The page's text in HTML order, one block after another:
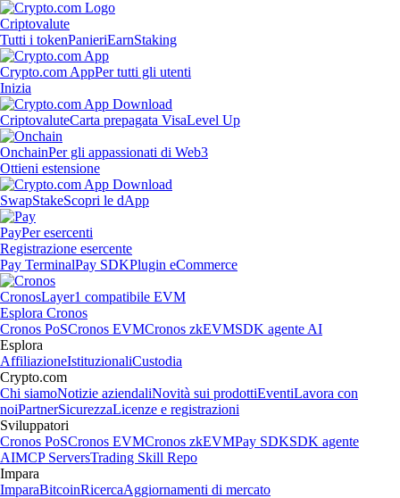
Criptovalute
Tutti i tokenPanieriEarnStaking
Crypto.com AppPer tutti gli utenti
Inizia
CriptovaluteCarta prepagata VisaLevel Up
OnchainPer gli appassionati di Web3
Ottieni estensione
SwapStakeScopri le dApp
PayPer esercenti
Registrazione esercente
Pay TerminalPay SDKPlugin eCommerce
CronosLayer1 compatibile EVM
Esplora Cronos
Cronos PoSCronos EVMCronos zkEVMSDK agente AI
Esplora
AffiliazioneIstituzionaliCustodia
Crypto.com
Chi siamoNotizie aziendaliNovità sui prodottiEventiLavora con
noiPartnerSicurezzaLicenze e registrazioni
Sviluppatori
Cronos PoSCronos EVMCronos zkEVMPay SDKSDK agente
AIMCP ServersTrading Skill Repo
Impara
ImparaBitcoinRicercaAggiornamenti di mercato